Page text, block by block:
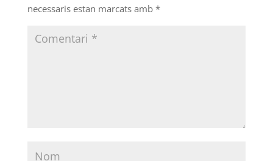
necessaris estan marcats amb *